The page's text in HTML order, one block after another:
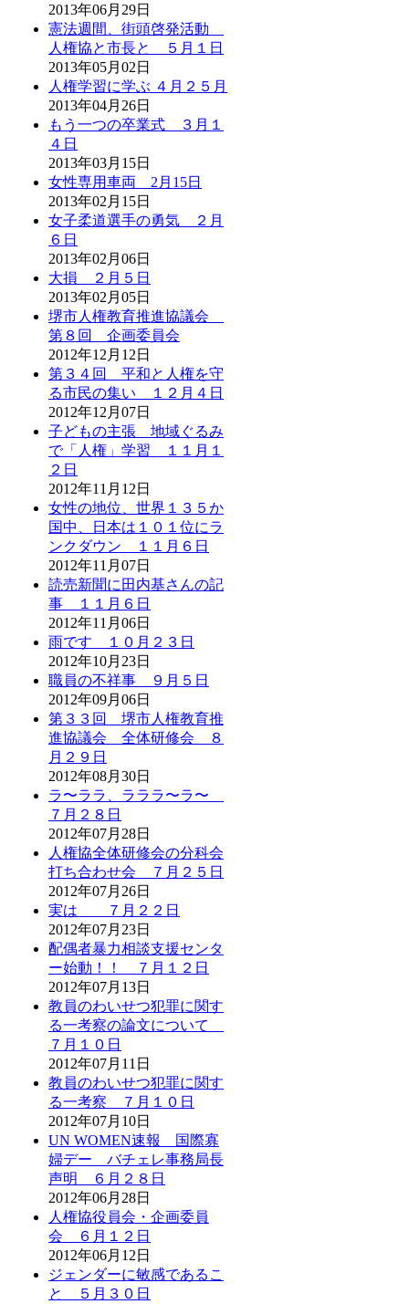
2013年06月29日
憲法週間、街頭啓発活動
人権協と市長と ５月１日
2013年05月02日
人権学習に学ぶ ４月２５月
2013年04月26日
もう一つの卒業式 ３月１
４日
2013年03月15日
女性専用車両 2月15日
2013年02月15日
女子柔道選手の勇気 ２月
６日
2013年02月06日
大損 ２月５日
2013年02月05日
堺市人権教育推進協議会
第８回 企画委員会
2012年12月12日
第３４回 平和と人権を守
る市民の集い １２月４日
2012年12月07日
子どもの主張 地域ぐるみ
で「人権」学習 １１月１
２日
2012年11月12日
女性の地位、世界１３５か
国中、日本は１０１位にラ
ンクダウン １１月６日
2012年11月07日
読売新聞に田内基さんの記
事 １１月６日
2012年11月06日
雨です １０月２３日
2012年10月23日
職員の不祥事 ９月５日
2012年09月06日
第３３回 堺市人権教育推
進協議会 全体研修会 ８
月２９日
2012年08月30日
ラ〜ララ、ラララ〜ラ〜
７月２８日
2012年07月28日
人権協全体研修会の分科会
打ち合わせ会 ７月２５日
2012年07月26日
実は ７月２２日
2012年07月23日
配偶者暴力相談支援センタ
ー始動！！ ７月１２日
2012年07月13日
教員のわいせつ犯罪に関す
る一考察の論文について
７月１０日
2012年07月11日
教員のわいせつ犯罪に関す
る一考察 ７月１０日
2012年07月10日
UN WOMEN速報 国際寡
婦デー バチェレ事務局長
声明 ６月２８日
2012年06月28日
人権協役員会・企画委員
会 ６月１２日
2012年06月12日
ジェンダーに敏感であるこ
と ５月３０日